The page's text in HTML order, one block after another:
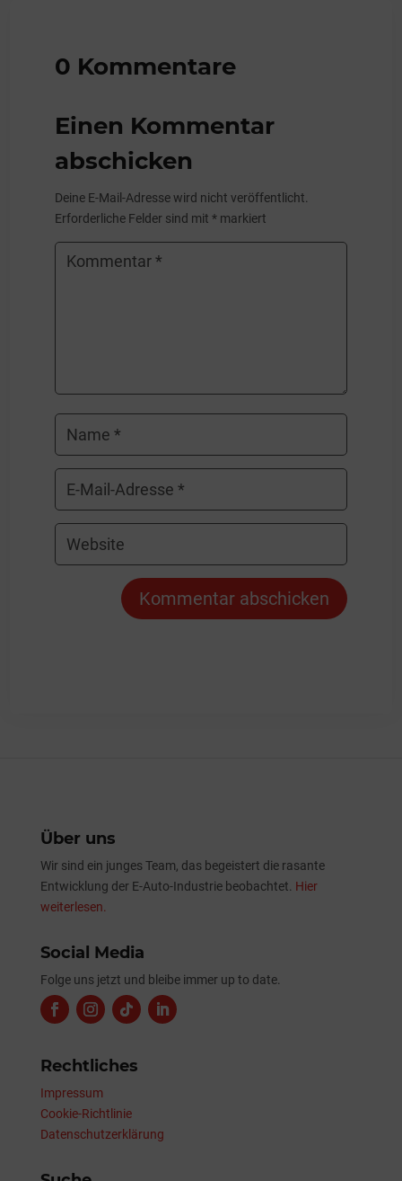
0 Kommentare
Einen Kommentar
abschicken
Deine E-Mail-Adresse wird nicht veröffentlicht.
Erforderliche Felder sind mit* markiert
Kommentar abschicken
Über uns
Wir sind ein junges Team, das begeistert die rasante
Entwicklung der E-Auto-Industrie beobachtet. Hier
weiterlesen.
Social Media
Folge uns jetzt und bleibe immer up to date.
Rechtliches
Impressum
Cookie-Richtlinie
Datenschutzerklärung